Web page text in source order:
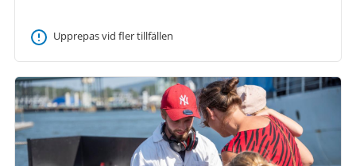
Upprepas vid fler tillfällen